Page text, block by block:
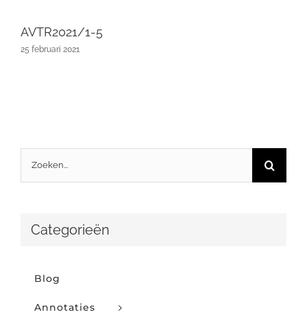
AVTR2021/1-5
25 februari 2021
Categorieën
Blog
Annotaties